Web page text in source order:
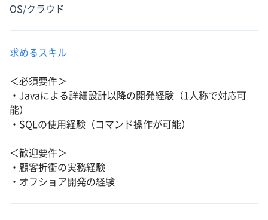
OS/クラウド
求めるスキル
＜必須要件＞
・Javaによる詳細設計以降の開発経験（1人称で対応可
能）
・SQLの使用経験（コマンド操作が可能）
＜歓迎要件＞
・顧客折衝の実務経験
・オフショア開発の経験